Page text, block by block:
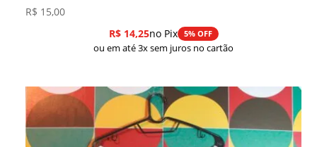
R$ 15,00
R$14,25no Pix 5% OFF
ou em até 3x sem juros no cartão